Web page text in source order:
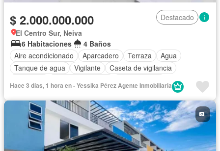
$ 2.000.000.000
Destacado
El Centro Sur, Neiva
6 Habitaciones
4 Baños
Aire acondicionado
Aparcadero Terraza
Agua
Tanque de agua
Vigilante
Caseta de vigilancia
Hace 3 días, 1 hora en - Yessika Pérez Agente Inmobiliaria